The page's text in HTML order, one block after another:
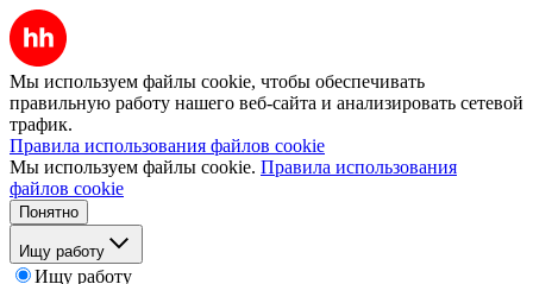
Мы используем файлы cookie, чтобы обеспечивать
правильную работу нашего веб-сайта и анализировать сетевой
трафик.
Правила использования файлов cookie
Мы используем файлы cookie. Правила использования
файлов cookie
Понятно
Ищу работу
Ищу работу